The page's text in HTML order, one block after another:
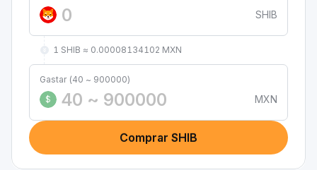
SHIB
1 SHIB ≈ 0.00008134102 MXN
Gastar (40 ~ 900000)
$
MXN
Comprar SHIB